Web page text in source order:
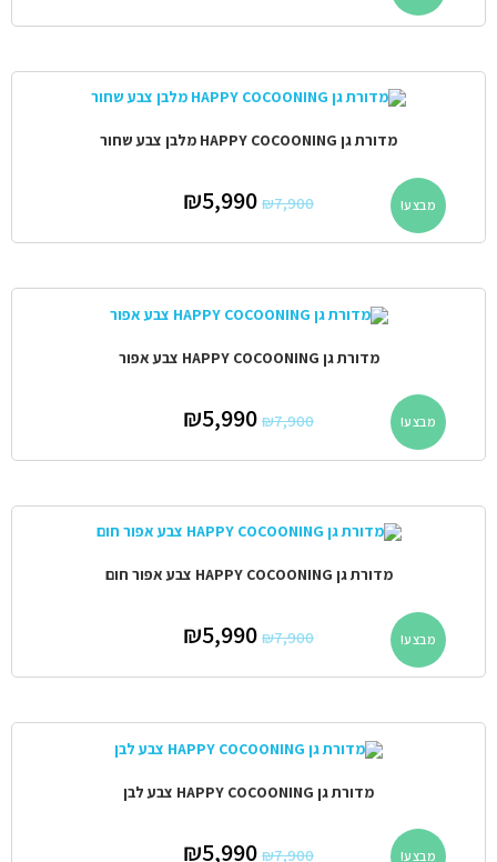
מבצע!
מדורת גן HAPPY COCOONING מלבן צבע שחור
₪7,900
₪5,990
מבצע!
מדורת גן HAPPY COCOONING צבע אפור
₪7,900
₪5,990
מבצע!
מדורת גן HAPPY COCOONING צבע אפור חום
₪7,900
₪5,990
מבצע!
מדורת גן HAPPY COCOONING צבע לבן
₪7,900
₪5,990